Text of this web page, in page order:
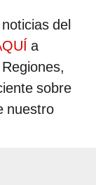
del
a
sobre
nuestro